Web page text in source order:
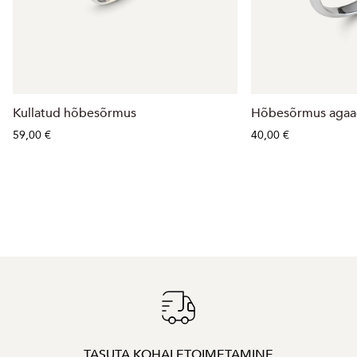
Kullatud hõbesõrmus
59,00 €
Hõbesõrmus
40,00 €